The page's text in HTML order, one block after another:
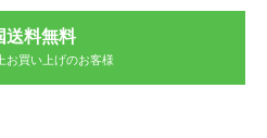
送料無料
お買い上げのお客様